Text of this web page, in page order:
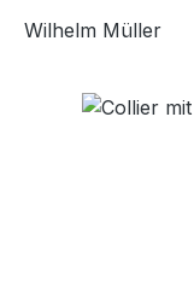
Wilhelm Müller